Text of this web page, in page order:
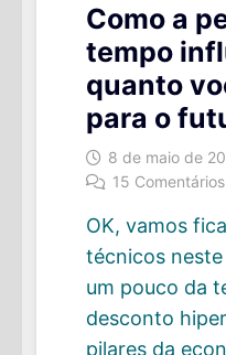
Como a
tempo
quanto
para o
8 de maio de
15
OK, vamos
técnicos
um pouco da
desconto
pilares da